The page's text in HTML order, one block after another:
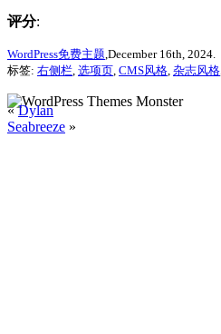
评分:
WordPress免费主题 ,December 16th, 2024.
标签: 右侧栏 选项页 CMS风格 杂志风格
«Dylan
Seabreeze »